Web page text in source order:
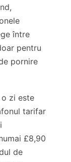
între
pentru
pornire
zi este
tarifar
£8,90
de